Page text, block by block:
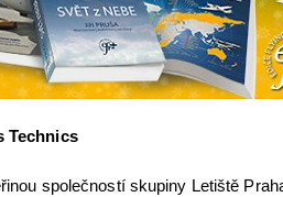
Technics
společností skupiny Letiště